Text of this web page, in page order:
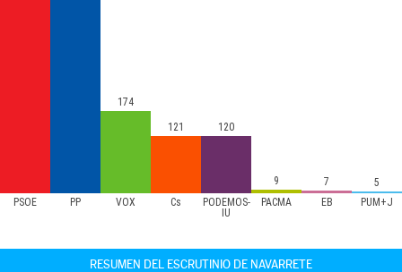
PSOE PP VOX Cs
PODEMOS-
IU
PACMA EB PUM+J
174
121
120
9 7 5
RESUMEN DEL ESCRUTINIO DE NAVARRETE